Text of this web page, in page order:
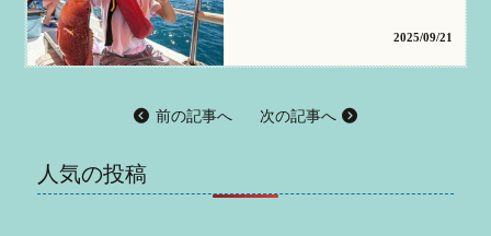
2025/09/21
前の記事へ 次の記事へ
人気の投稿